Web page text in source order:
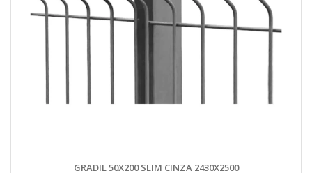
GRADIL 50X200 SLIM CINZA 2430X2500